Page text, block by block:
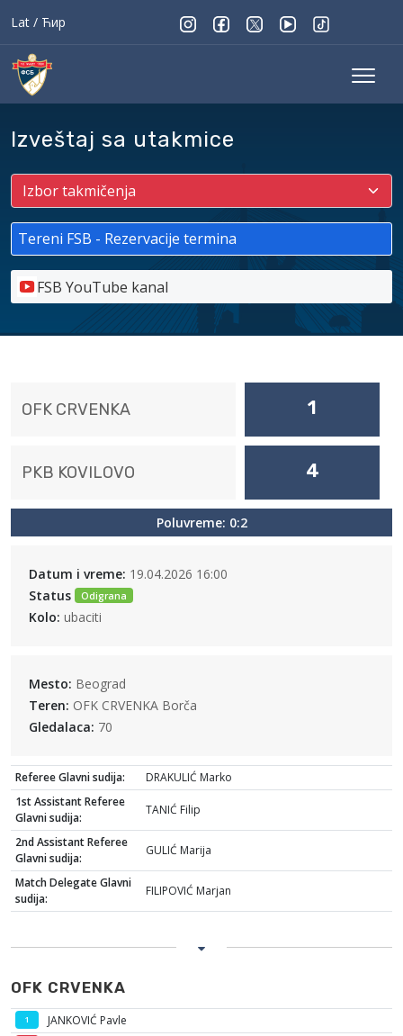
Lat / Ћир
Izveštaj sa utakmice
Tereni FSB - Rezervacije termina
FSB YouTube kanal
OFK CRVENKA 1
PKB KOVILOVO 4
Poluvreme: 0:2
Datum i vreme: 19.04.2026 16:00
Status
Odigrana
Kolo: ubaciti
Mesto: Beograd
Teren: OFK CRVENKA Borča
Gledalaca: 70
Referee Glavni sudija:
DRAKULIĆ Marko
1st Assistant Referee
Glavni sudija:
TANIĆ Filip
2nd Assistant Referee
Glavni sudija:
GULIĆ Marija
Match Delegate Glavni
sudija:
FILIPOVIĆ Marjan
OFK CRVENKA
1 JANKOVIĆ Pavle